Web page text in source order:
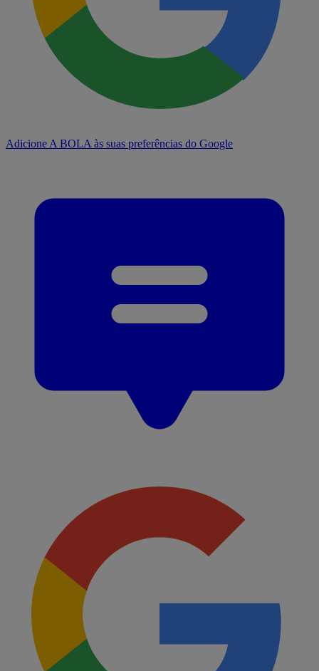
Adicione A BOLA às suas preferências do Google